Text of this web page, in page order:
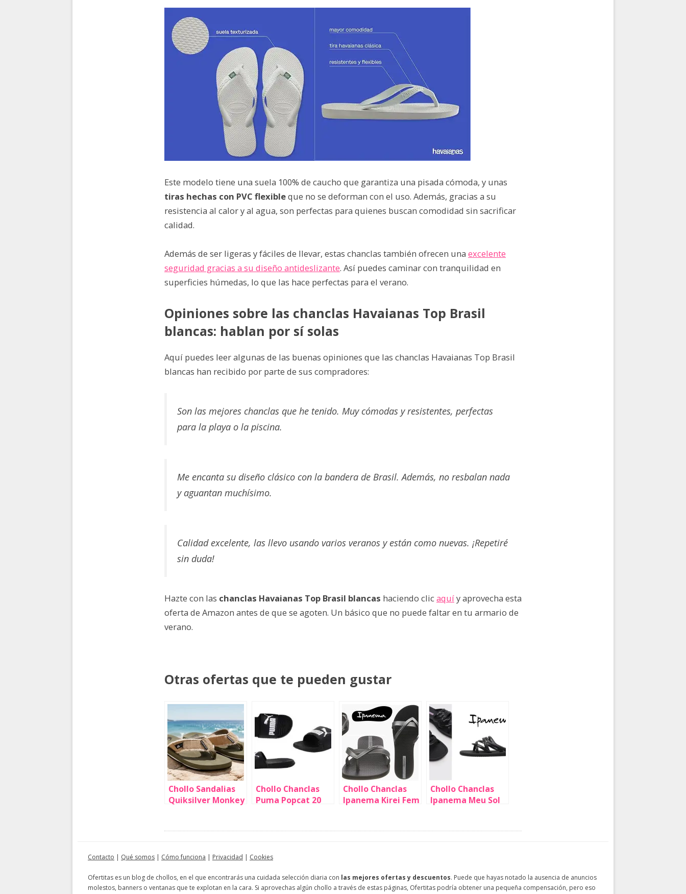
Este modelo tiene una suela 100% de caucho que garantiza una pisada cómoda, y unas
tiras hechas con PVC flexibleque no se deforman con el uso. Además, gracias a su
resistencia al calor y al agua, son perfectas para quienes buscan comodidad sin sacrificar
calidad.
Además de ser ligeras y fáciles de llevar, estas chanclas también ofrecen una excelente
seguridad gracias a su diseño antideslizante. Así puedes caminar con tranquilidad en
superficies húmedas, lo que las hace perfectas para el verano.
Opiniones sobre las chanclas Havaianas Top Brasil
blancas: hablan por sí solas
Aquí puedes leer algunas de las buenas opiniones que las chanclas Havaianas Top Brasil
blancas han recibido por parte de sus compradores:
Son las mejores chanclas que he tenido. Muy cómodas y resistentes, perfectas
para la playa o la piscina.
Me encanta su diseño clásico con la bandera de Brasil. Además, no resbalan nada
y aguantan muchísimo.
Calidad excelente, las llevo usando varios veranos y están como nuevas. ¡Repetiré
sin duda!
Hazte con las chanclas Havaianas Top Brasil blancas haciendo clicaquíy aprovecha esta
oferta de Amazon antes de que se agoten. Un básico que no puede faltar en tu armario de
verano.
Otras ofertas que te pueden gustar
Chollo Sandalias
Quiksilver Monkey
15€ (-40%)
Chollo Chanclas
Puma Popcat 20
descuento)
Chollo Chanclas
Ipanema Kirei Fem
de descuento)
Chollo Chanclas
Ipanema Meu Sol
(-56%)
Contacto | Qué somos | Cómo funciona | Privacidad | Cookies
Ofertitas es un blog de chollos, en el que encontrarás una cuidada selección diaria con las mejores ofertas y descuentos. Puede que hayas notado la ausencia de anuncios
molestos, banners o ventanas que te explotan en la cara. Si aprovechas algún chollo a través de estas páginas, Ofertitas podría obtener una pequeña compensación, pero eso